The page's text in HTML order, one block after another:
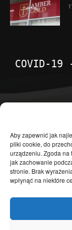
Aby zapewnić jak
pliki cookie, do
urządzeniu. Zgoda na
jak zachowanie
stronie. Brak
wpłynąć na niektóre
COVID-19
Temat dnia
Publicystyka
Polityka
Polska
Społeczeństwo